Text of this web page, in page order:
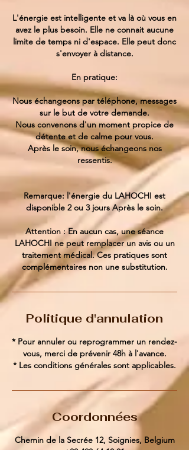
L'énergie est intelligente et va là où vous en
avez le plus besoin. Elle ne connait aucune
limite de temps ni d'espace. Elle peut donc
s'envoyer à distance.
En pratique:
Nous échangeons par téléphone, messages
sur le but de votre demande.
Nous convenons d'un moment propice de
détente et de calme pour vous.
Après le soin, nous échangeons nos
ressentis.
Remarque: l'énergie du LAHOCHI est
disponible 2 ou 3 jours Après le soin.
Attention : En aucun cas, une séance
LAHOCHI ne peut remplacer un avis ou un
traitement médical. Ces pratiques sont
complémentaires non une substitution.
Politique d'annulation
* Pour annuler ou reprogrammer un rendez-
vous, merci de prévenir 48h à l'avance.
* Les conditions générales sont applicables.
Coordonnées
Chemin de la Secrée 12, Soignies, Belgium